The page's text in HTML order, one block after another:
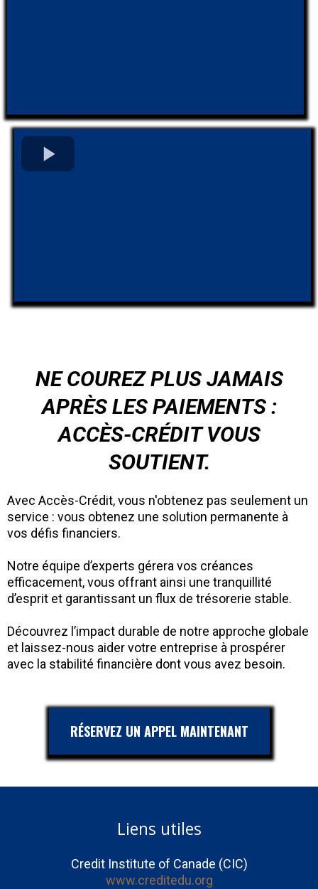
NE COUREZ PLUS JAMAIS
APRÈS LES PAIEMENTS :
ACCÈS-CRÉDIT VOUS
SOUTIENT.
Avec Accès-Crédit, vous n'obtenez pas seulement un
service : vous obtenez une solution permanente à
vos défis financiers.
Notre équipe d’experts gérera vos créances
efficacement, vous offrant ainsi une tranquillité
d’esprit et garantissant un flux de trésorerie stable.
Découvrez l’impact durable de notre approche globale
et laissez-nous aider votre entreprise à prospérer
avec la stabilité financière dont vous avez besoin.
RÉSERVEZ UN APPEL MAINTENANT
Liens utiles
Credit Institute of Canade (CIC)
www.creditedu.org